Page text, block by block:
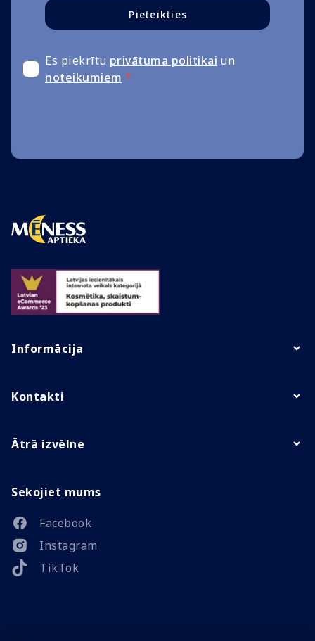
Pieteikties
Es piekrītu privātuma politikai un
noteikumiem *
Informācija
Kontakti
Ātrā izvēlne
Sekojiet mums
Facebook
Instagram
TikTok